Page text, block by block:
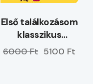
Első találkozásom
klasszikus
hangszerekkel
6000 Ft 5100 Ft